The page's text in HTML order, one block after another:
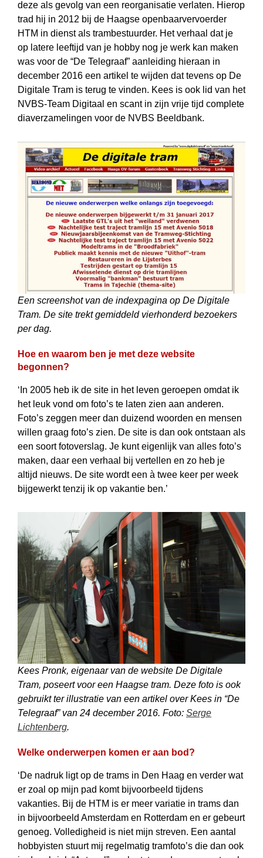
deze als gevolg van een reorganisatie verlaten. Hierop
trad hij in 2012 bij de Haagse openbaarvervoerder
HTM in dienst als trambestuurder. Het verhaal dat je
op latere leeftijd van je hobby nog je werk kan maken
was voor de “De Telegraaf” aanleiding hieraan in
december 2016 een artikel te wijden dat tevens op De
Digitale Tram is terug te vinden. Kees is ook lid van het
NVBS-Team Digitaal en scant in zijn vrije tijd complete
diaverzamelingen voor de NVBS Beeldbank.
Een screenshot van de indexpagina op De Digitale
Tram. De site trekt gemiddeld vierhonderd bezoekers
per dag.
Hoe en waarom ben je met deze website
begonnen?
‘In 2005 heb ik de site in het leven geroepen omdat ik
het leuk vond om foto’s te laten zien aan anderen.
Foto’s zeggen meer dan duizend woorden en mensen
willen graag foto’s zien. De site is dan ook ontstaan als
een soort fotoverslag. Je kunt eigenlijk van alles foto’s
maken, daar een verhaal bij vertellen en zo heb je
altijd nieuws. De site wordt een à twee keer per week
bijgewerkt tenzij ik op vakantie ben.’
Kees Pronk, eigenaar van de website De Digitale
Tram, poseert voor een Haagse tram. Deze foto is ook
gebruikt ter illustratie van een artikel over Kees in “De
Telegraaf” van 24 december 2016. Foto: Serge
Lichtenberg.
Welke onderwerpen komen er aan bod?
‘De nadruk ligt op de trams in Den Haag en verder wat
er zoal op mijn pad komt bijvoorbeeld tijdens
vakanties. Bij de HTM is er meer variatie in trams dan
in bijvoorbeeld Amsterdam en Rotterdam en er gebeurt
genoeg. Volledigheid is niet mijn streven. Een aantal
hobbyisten stuurt mij regelmatig tramfoto’s die dan ook